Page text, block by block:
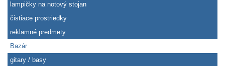
lampičky na notový stojan
čistiace prostriedky
reklamné predmety
Bazár
gitary / basy